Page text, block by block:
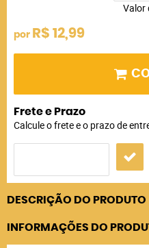
Valor
por R$ 12,99
Frete e Prazo
Calcule o frete e o prazo de
DESCRIÇÃO DO PRODUTO
INFORMAÇÕES DO